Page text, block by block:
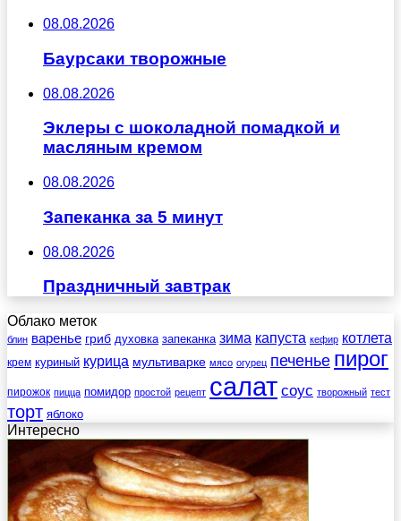
08.08.2026
Баурсаки творожные
08.08.2026
Эклеры с шоколадной помадкой и
масляным кремом
08.08.2026
Запеканка за 5 минут
08.08.2026
Праздничный завтрак
Облако меток
блин варенье гриб духовка запеканка зима капуста кефир котлета
крем куриный курица мультиварке мясо огурец печенье пирог
пирожок пицца помидор простой рецепт салат соус творожный тест
торт яблоко
Интересно